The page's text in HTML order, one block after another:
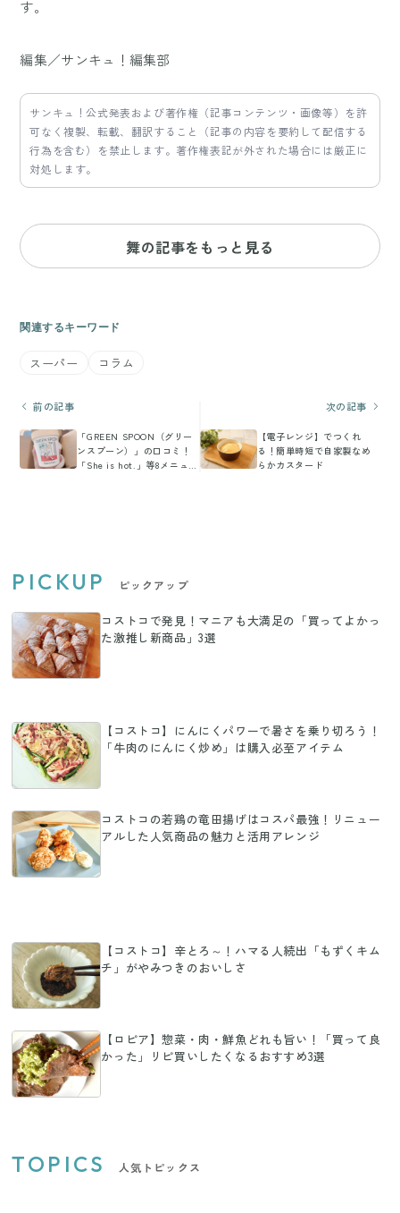
す。
編集／サンキュ！編集部
サンキュ！公式発表および著作権（記事コンテンツ・画像等）を許
可なく複製、転載、翻訳すること（記事の内容を要約して配信する
行為を含む）を禁止します。著作権表記が外された場合には厳正に
対処します。
舞の記事をもっと見る
関連するキーワード
スーパー コラム
前の記事
「GREEN SPOON（グリー
ンスプーン）」の口コミ！
「She is hot.」等8メニュー
次の記事
【電子レンジ】でつくれ
る！簡単時短で自家製なめ
らかカスタード
PICKUP ピックアップ
コストコで発見！マニアも大満足の「買ってよかっ
た激推し新商品」3選
【コストコ】にんにくパワーで暑さを乗り切ろう！
「牛肉のにんにく炒め」は購入必至アイテム
コストコの若鶏の竜田揚げはコスパ最強！リニュー
アルした人気商品の魅力と活用アレンジ
【コストコ】辛とろ～！ハマる人続出「もずくキム
チ」がやみつきのおいしさ
【ロピア】惣菜・肉・鮮魚どれも旨い！「買って良
かった」リピ買いしたくなるおすすめ3選
TOPICS 人気トピックス